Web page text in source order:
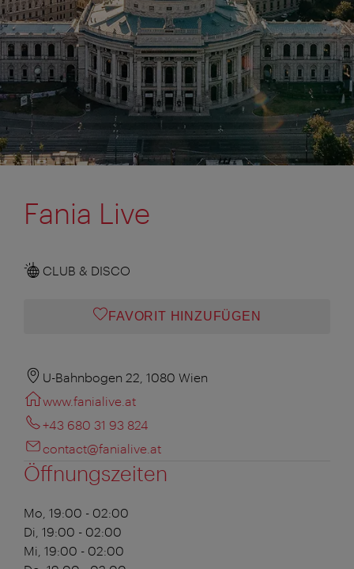
Fania Live
CLUB & DISCO
FAVORIT HINZUFÜGEN
U-Bahnbogen 22, 1080 Wien
www.fanialive.at
+43 680 31 93 824
contact@fanialive.at
Öffnungszeiten
Mo, 19:00 - 02:00
Di, 19:00 - 02:00
Mi, 19:00 - 02:00